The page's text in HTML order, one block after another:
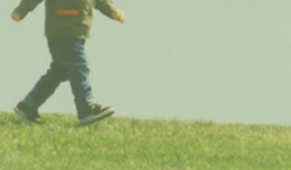
RECICLAJE PET / PE / PP